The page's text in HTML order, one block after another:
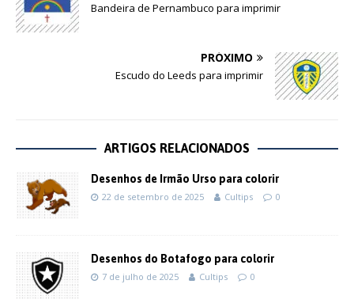
Bandeira de Pernambuco para imprimir
PRÓXIMO
Escudo do Leeds para imprimir
ARTIGOS RELACIONADOS
Desenhos de Irmão Urso para colorir
22 de setembro de 2025 Cultips 0
Desenhos do Botafogo para colorir
7 de julho de 2025 Cultips 0